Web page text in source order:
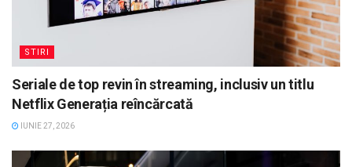
STIRI
Seriale de top revin în streaming, inclusiv un titlu
Netflix Generația reîncărcată
IUNIE 27, 2026